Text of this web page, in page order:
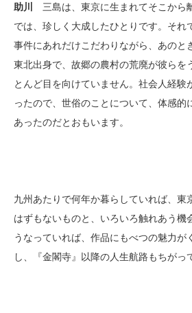
助川
三島は、東京に生まれてそこから
では、珍しく大成したひとりです。それ
事件にあれだけこだわりながら、あのと
東北出身で、故郷の農村の荒廃が彼らを
とんど目を向けていません。社会人経験
ったので、世俗のことについて、体感的
あったのだとおもいます。
九州あたりで何年か暮らしていれば、東
はずもないものと、いろいろ触れあう機
うなっていれば、作品にもべつの魅力が
し、『金閣寺』以降の人生航路もちがっ